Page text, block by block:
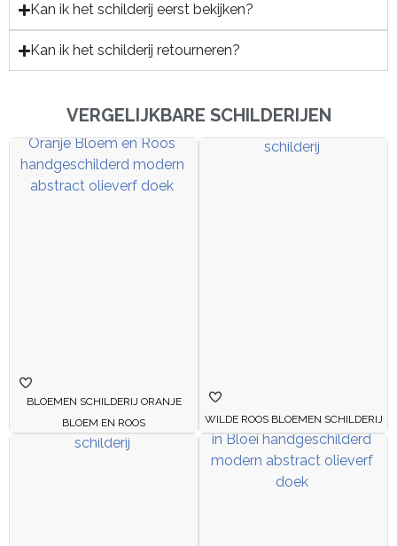
Kan ik het schilderij eerst bekijken?
Kan ik het schilderij retourneren?
VERGELIJKBARE SCHILDERIJEN
BLOEMEN SCHILDERIJ ORANJE
BLOEM EN ROOS
WILDE ROOS BLOEMEN SCHILDERIJ